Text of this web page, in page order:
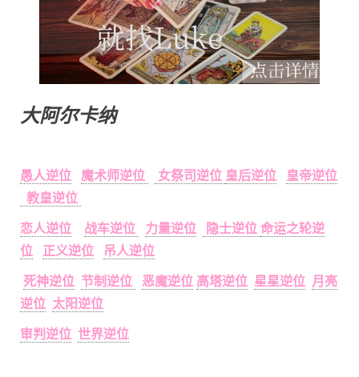
大阿尔卡纳
愚人逆位 魔术师逆位 女祭司逆位 皇后逆位
皇帝逆位
教皇逆位
恋人逆位
战车逆位 力量逆位 隐士逆位 命运之轮逆
位
正义逆位
吊人逆位
死神逆位 节制逆位 恶魔逆位 高塔逆位 星星逆位 月亮
逆位 太阳逆位
审判逆位 世界逆位